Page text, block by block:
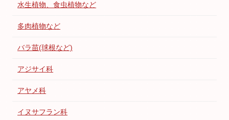
水生植物、食虫植物など
多肉植物など
バラ苗(球根など)
アジサイ科
アヤメ科
イヌサフラン科